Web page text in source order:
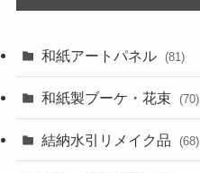
和紙アートパネル (81)
和紙製ブーケ・花束 (70)
結納水引リメイク品 (68)